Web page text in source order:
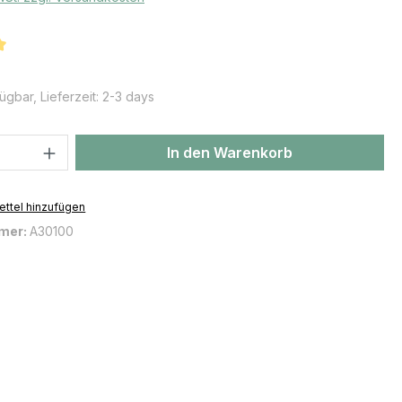
Bewertung von 5 von 5 Sternen
Lieferzeit: 2-3 days
Anzahl: Gib den gewünschten Wert
In den Warenkorb
hinzufügen
A30100